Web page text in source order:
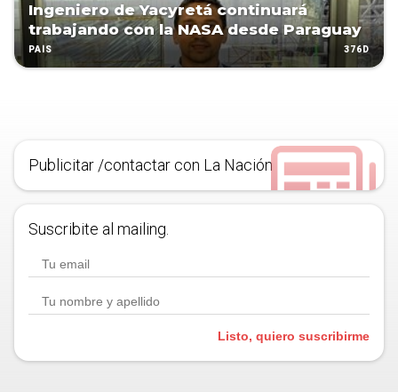
Ingeniero de Yacyretá continuará
trabajando con la NASA desde Paraguay
PAÍS 376D
Publicitar /contactar con La Nación
Suscribite al mailing.
Listo, quiero suscribirme